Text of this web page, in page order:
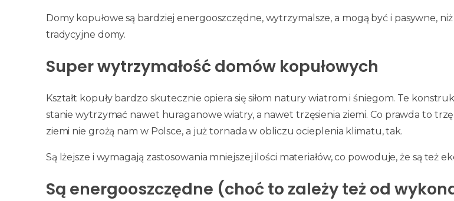
Domy kopułowe są bardziej energooszczędne, wytrzymalsze, a mogą być i pasywne, niż
tradycyjne domy.
Super wytrzymałość domów kopułowych
Kształt kopuły bardzo skutecznie opiera się siłom natury wiatrom i śniegom. Te
stanie wytrzymać nawet huraganowe wiatry, a nawet trzęsienia ziemi. Co prawda to
ziemi nie grożą nam w Polsce, a już tornada w obliczu ocieplenia klimatu, tak.
Są lżejsze i wymagają zastosowania mniejszej ilości materiałów, co powoduje, że są też
Są energooszczędne (choć to zależy też od